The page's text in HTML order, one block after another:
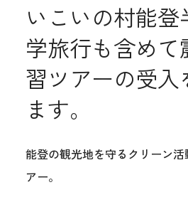
いこいの村能
学旅行も含めて
習ツアーの受入
ます。
能登の観光地を守るクリーン
アー。